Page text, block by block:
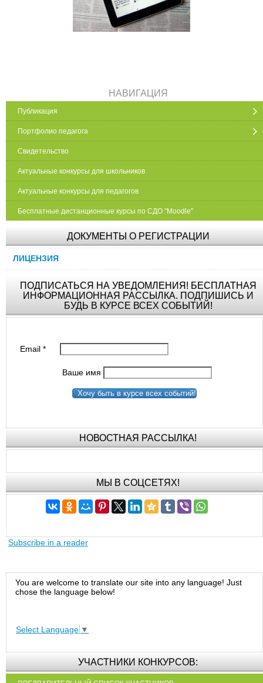
НАВИГАЦИЯ
Публикация
Портфолио педагога
Свидетельство
Актуальные конкурсы для школьников
Актуальные конкурсы для педагогов
Бесплатные дистанционные курсы по СДО "Moodle"
ДОКУМЕНТЫ О РЕГИСТРАЦИИ
ЛИЦЕНЗИЯ
ПОДПИСАТЬСЯ НА УВЕДОМЛЕНИЯ! БЕСПЛАТНАЯ
ИНФОРМАЦИОННАЯ РАССЫЛКА. ПОДПИШИСЬ И
БУДЬ В КУРСЕ ВСЕХ СОБЫТИЙ!
Email*
Ваше имя
Хочу быть в курсе всех событий!
НОВОСТНАЯ РАССЫЛКА!
МЫ В СОЦСЕТЯХ!
Subscribe in a reader
You are welcome to translate our site into any language! Just
chose the language below!
Select Language ▼
УЧАСТНИКИ КОНКУРСОВ: